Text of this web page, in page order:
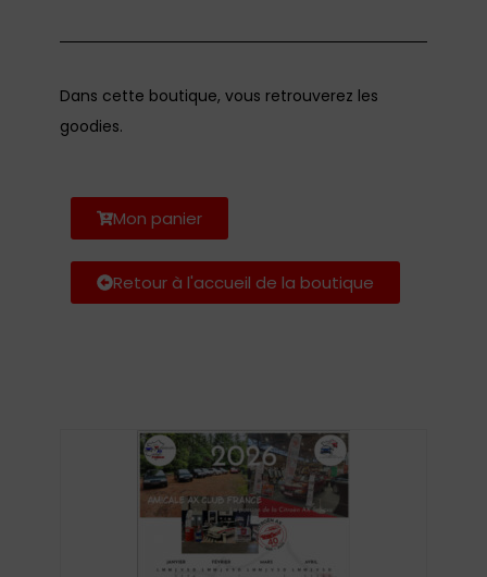
Dans cette boutique, vous retrouverez les
goodies.
Mon panier
Retour à l'accueil de la boutique